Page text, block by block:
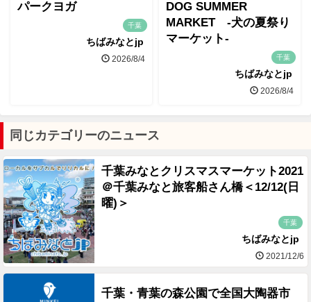
パークヨガ
千葉
ちばみなとjp
2026/8/4
DOG SUMMER
MARKET -犬の夏祭り
マーケット-
千葉
ちばみなとjp
2026/8/4
同じカテゴリーのニュース
千葉みなとクリスマスマーケット2021
＠千葉みなと旅客船さん橋＜12/12(日
曜)＞
千葉
ちばみなとjp
2021/12/6
千葉・青葉の森公園で全国大陶器市